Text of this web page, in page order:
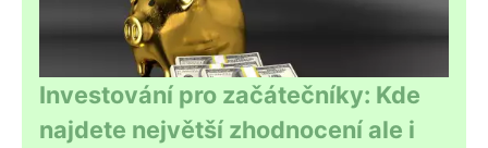
Investování pro začátečníky: Kde
najdete největší zhodnocení ale i